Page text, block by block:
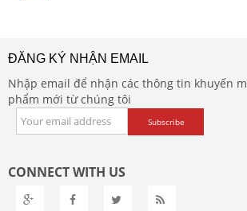
ĐĂNG KÝ NHẬN EMAIL
Nhập email để nhận các thông tin khuyến
phẩm mới từ chúng tôi
CONNECT WITH US